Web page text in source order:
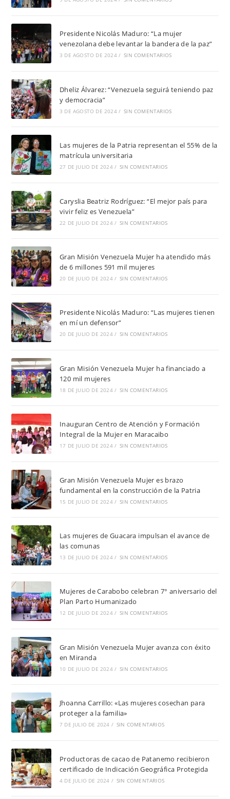
Presidente Nicolás Maduro: “La mujer
venezolana debe levantar la bandera de la paz”
3 DE AGOSTO DE 2024 / SIN COMENTARIOS
Dheliz Álvarez: “Venezuela seguirá teniendo paz
y democracia”
3 DE AGOSTO DE 2024 / SIN COMENTARIOS
Las mujeres de la Patria representan el 55% de la
matrícula universitaria
27 DE JULIO DE 2024 / SIN COMENTARIOS
Caryslia Beatriz Rodríguez: “El mejor país para
vivir feliz es Venezuela”
22 DE JULIO DE 2024 / SIN COMENTARIOS
Gran Misión Venezuela Mujer ha atendido más
de 6 millones 591 mil mujeres
20 DE JULIO DE 2024 / SIN COMENTARIOS
Presidente Nicolás Maduro: “Las mujeres tienen
en mí un defensor”
20 DE JULIO DE 2024 / SIN COMENTARIOS
Gran Misión Venezuela Mujer ha financiado a
120 mil mujeres
18 DE JULIO DE 2024 / SIN COMENTARIOS
Inauguran Centro de Atención y Formación
Integral de la Mujer en Maracaibo
17 DE JULIO DE 2024 / SIN COMENTARIOS
Gran Misión Venezuela Mujer es brazo
fundamental en la construcción de la Patria
15 DE JULIO DE 2024 / SIN COMENTARIOS
Las mujeres de Guacara impulsan el avance de
las comunas
13 DE JULIO DE 2024 / SIN COMENTARIOS
Mujeres de Carabobo celebran 7° aniversario del
Plan Parto Humanizado
12 DE JULIO DE 2024 / SIN COMENTARIOS
Gran Misión Venezuela Mujer avanza con éxito
en Miranda
10 DE JULIO DE 2024 / SIN COMENTARIOS
Jhoanna Carrillo: «Las mujeres cosechan para
proteger a la familia»
7 DE JULIO DE 2024 / SIN COMENTARIOS
Productoras de cacao de Patanemo recibieron
certificado de Indicación Geográfica Protegida
4 DE JULIO DE 2024 / SIN COMENTARIOS